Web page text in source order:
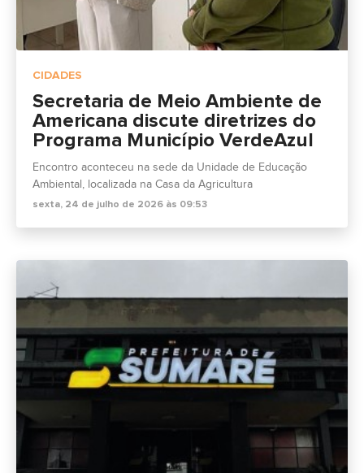
CIDADES
Secretaria de Meio Ambiente de
Americana discute diretrizes do
Programa Município VerdeAzul
Encontro aconteceu na sede da Unidade de Educação
Ambiental, localizada na Casa da Agricultura
sexta, 24 de julho de 2026 às 09:53